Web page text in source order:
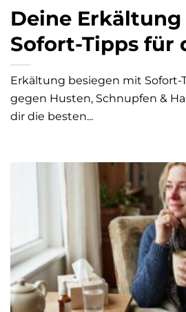
Deine Erkältung
Sofort-Tipps für
Erkältung besiegen mit Sofort-
gegen Husten, Schnupfen &
dir die besten...